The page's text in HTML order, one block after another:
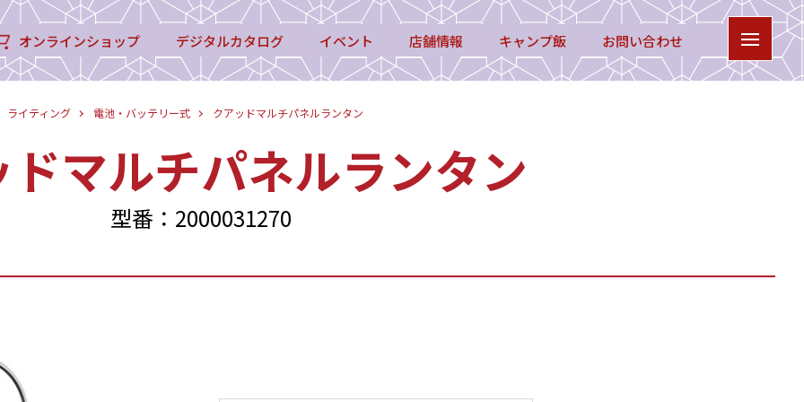
オンラインショップ デジタルカタログ イベント 店舗情報 キャンプ飯 お問い合わせ
ライティング 電池・バッテリー式 クアッドマルチパネルランタン
マルチパネルランタン
型番：2000031270